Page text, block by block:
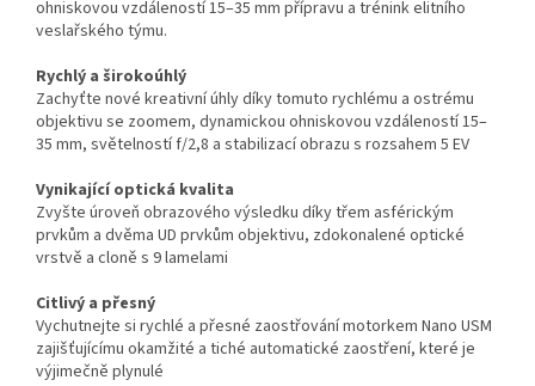
ohniskovou vzdáleností 15–35 mm přípravu a trénink elitního
veslařského týmu.
Rychlý a širokoúhlý
Zachyťte nové kreativní úhly díky tomuto rychlému a ostrému
objektivu se zoomem, dynamickou ohniskovou vzdáleností 15–
35 mm, světelností f/2,8 a stabilizací obrazu s rozsahem 5 EV
Vynikající optická kvalita
Zvyšte úroveň obrazového výsledku díky třem asférickým
prvkům a dvěma UD prvkům objektivu, zdokonalené optické
vrstvě a cloně s 9 lamelami
Citlivý a přesný
Vychutnejte si rychlé a přesné zaostřování motorkem Nano USM
zajišťujícímu okamžité a tiché automatické zaostření, které je
výjimečně plynulé